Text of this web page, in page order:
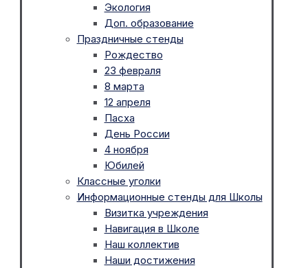
Экология
Доп. образование
Праздничные стенды
Рождество
23 февраля
8 марта
12 апреля
Пасха
День России
4 ноября
Юбилей
Классные уголки
Информационные стенды для Школы
Визитка учреждения
Навигация в Школе
Наш коллектив
Наши достижения